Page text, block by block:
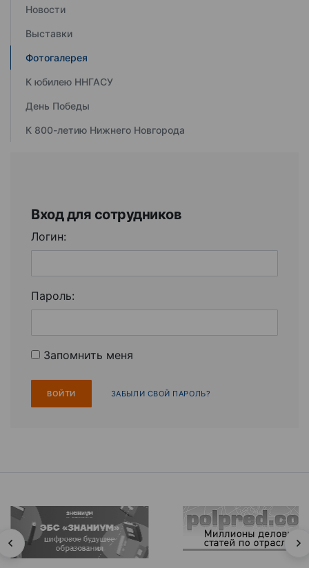
Новости
Выставки
Фотогалерея
К юбилею ННГАСУ
День Победы
К 800-летию Нижнего Новгорода
Вход для сотрудников
Логин:
Пароль:
Запомнить меня
ЗАБЫЛИ СВОЙ ПАРОЛЬ?